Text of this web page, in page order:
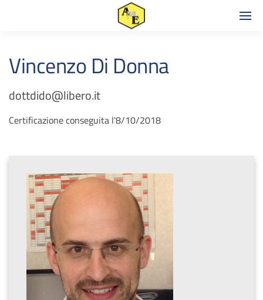
Vincenzo Di Donna
dottdido@libero.it
Certificazione conseguita l'8/10/2018